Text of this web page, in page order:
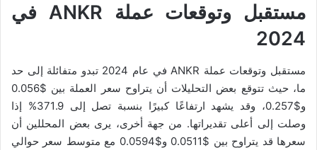
مستقبل وتوقعات عملة ANKR في
2024
مستقبل وتوقعات عملة ANKR في عام 2024 تبدو متفائلة إلى حد
ما، حيث تتوقع بعض التحليلات أن يتراوح سعر العملة بين $0.056
و$0.257، وقد يشهد ارتفاعًا كبيرًا بنسبة تصل إلى 371.9% إذا
وصلت إلى أعلى تقديراتها. من جهة أخرى، يرى بعض المحللين أن
سعرها قد يتراوح بين $0.0511 و$0.0594 مع متوسط سعر حوالي